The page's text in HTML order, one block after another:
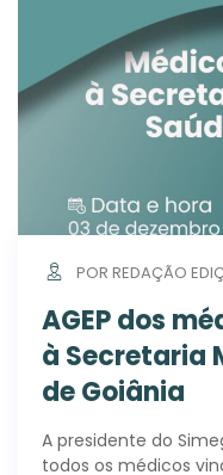
POR REDAÇÃO
AGEP dos
à Secretaria
de Goiânia
A presidente do
todos os médicos